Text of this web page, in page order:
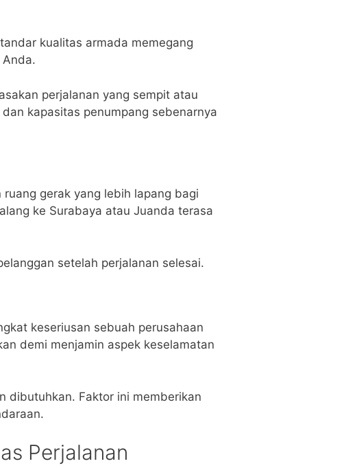
kualitas armada memegang
perjalanan yang sempit atau
kapasitas penumpang sebenarnya
gerak yang lebih lapang bagi
ke Surabaya atau Juanda terasa
setelah perjalanan selesai.
keseriusan sebuah perusahaan
demi menjamin aspek keselamatan
dibutuhkan. Faktor ini memberikan
Perjalanan